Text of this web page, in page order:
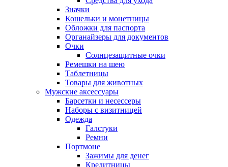
Значки
Кошельки и монетницы
Обложки для паспорта
Органайзеры для документов
Очки
Солнцезащитные очки
Ремешки на шею
Таблетницы
Товары для животных
Мужские аксессуары
Барсетки и несессеры
Наборы с визитницей
Одежда
Галстуки
Ремни
Портмоне
Зажимы для денег
Кредитницы